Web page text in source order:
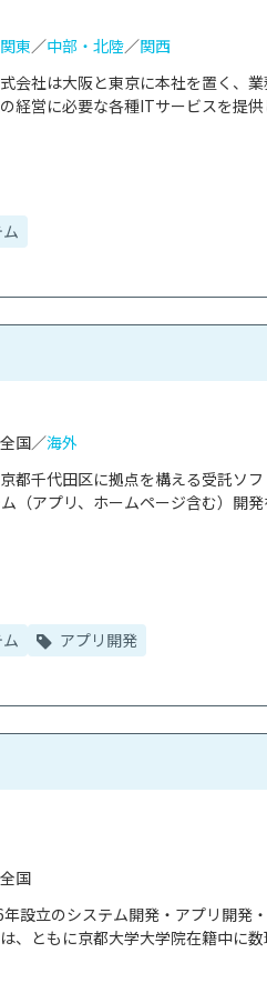
会社は大阪と東京に本社を置く、
経営に必要な各種ITサービスを提
関東／中部・北陸／関西
都千代田区に拠点を構える受託ソ
（アプリ、ホームページ含む）開
全国／海外
アプリ開発
設立のシステム開発・アプリ開発
、ともに京都大学大学院在籍中に
全国